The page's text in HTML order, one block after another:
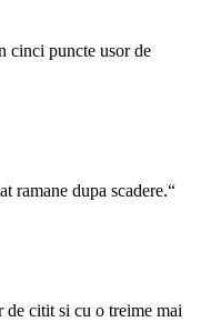
cinci puncte usor de
ramane dupa scadere.“
de citit si cu o treime mai